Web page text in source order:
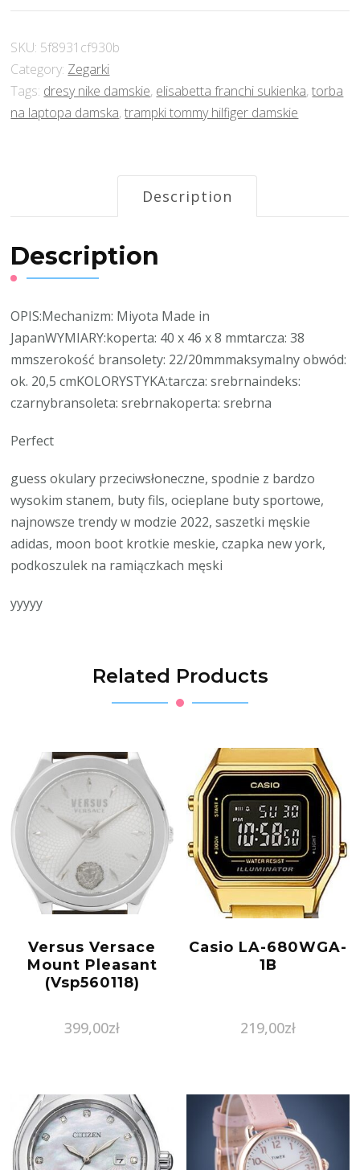
SKU: 5f8931cf930b
Category: Zegarki
Tags: dresy nike damskie, elisabetta franchi sukienka,torba
na laptopa damska,trampki tommy hilfiger damskie
Description
Description
OPIS:Mechanizm: Miyota Made in
JapanWYMIARY:koperta: 40 x 46 x 8 mmtarcza: 38
mmszerokość bransolety: 22/20mmmaksymalny obwód:
ok. 20,5 cmKOLORYSTYKA:tarcza: srebrnaindeks:
czarnybransoleta: srebrnakoperta: srebrna
Perfect
guess okulary przeciwsłoneczne, spodnie z bardzo
wysokim stanem, buty fils, ocieplane buty sportowe,
najnowsze trendy w modzie 2022, saszetki męskie
adidas, moon boot krotkie meskie, czapka new york,
podkoszulek na ramiączkach męski
yyyyy
Related Products
Versus Versace
Mount Pleasant
(Vsp560118)
399,00zł
Casio LA-680WGA-
1B
219,00zł